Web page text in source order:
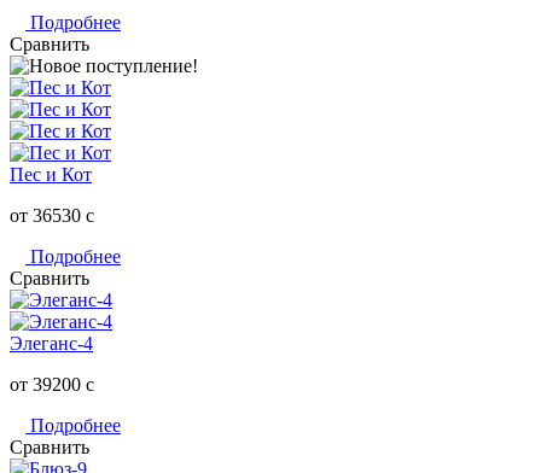
Подробнее
Сравнить
Пес и Кот
от 36530 c
Подробнее
Сравнить
Элеганс-4
от 39200 c
Подробнее
Сравнить